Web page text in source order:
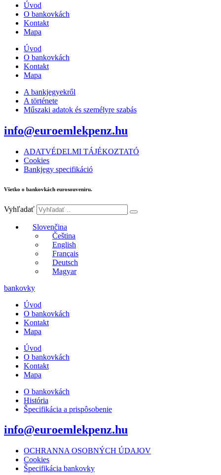
Úvod
O bankovkách
Kontakt
Mapa
Úvod
O bankovkách
Kontakt
Mapa
A bankjegyekről
A története
Műszaki adatok és személyre szabás
info@euroemlekpenz.hu
ADATVÉDELMI TÁJÉKOZTATÓ
Cookies
Bankjegy specifikáció
Všetko o bankovkách eurosouveniru.
Vyhľadať
Slovenčina
Čeština
English
Français
Deutsch
Magyar
bankovky
Úvod
O bankovkách
Kontakt
Mapa
Úvod
O bankovkách
Kontakt
Mapa
O bankovkách
História
Špecifikácia a prispôsobenie
info@euroemlekpenz.hu
OCHRANNA OSOBNÝCH ÚDAJOV
Cookies
Špecifikácia bankovky